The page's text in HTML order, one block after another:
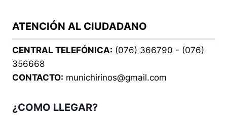
ATENCIÓN AL CIUDADANO
CENTRAL TELEFÓNICA: (076) 366790 - (076)
356668
CONTACTO: munichirinos@gmail.com
¿COMO LLEGAR?